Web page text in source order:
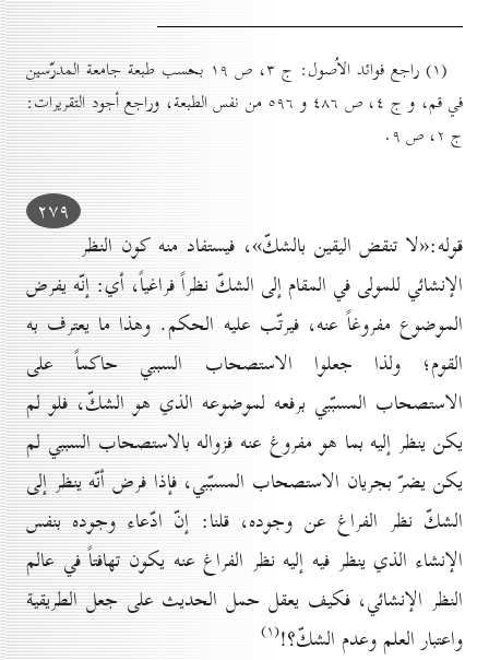
(۱) راجع فوائد الاُصول: ج ۳، ص ۱۹ بحسب طبعة جامعة المدرّسين
في قم، و ج ٤، ص ٤۸٦ و ٥۹٦ من نفس الطبعة، وراجع أجود التقريرات:
ج ۲، ص ۹.
۲۷۹
قوله:«لا تنقض اليقين بالشكّ»، فيستفاد منه كون النظر
الإنشائي للمولى في المقام إلى الشكّ نظراً فراغياً، أي: إنّه يفرض
الموضوع مفروغاً عنه، فيرتّب عليه الحكم. وهذا ما يعترف به
القوم؛ ولذا جعلوا الاستصحاب السببي حاكماً على
الاستصحاب المسبّبي برفعه لموضوعه الذي هو الشكّ، فلو لم
يكن ينظر إليه بما هو مفروغ عنه فزواله بالاستصحاب السببي لم
يكن يضرّ بجريان الاستصحاب المسبّبي، فإذا فرض أنّه ينظر إلى
الشكّ نظر الفراغ عن وجوده، قلنا: إنّ ادّعاء وجوده بنفس
الإنشاء الذي ينظر فيه إليه نظر الفراغ عنه يكون تهافتاً في عالم
النظر الإنشائي، فكيف يعقل حمل الحديث على جعل الطريقية
واعتبار العلم وعدم الشكّ؟!(۱)